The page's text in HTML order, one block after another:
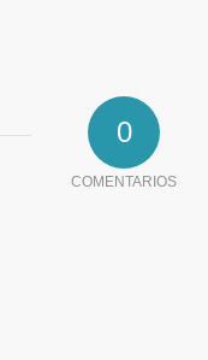
0
COMENTARIOS